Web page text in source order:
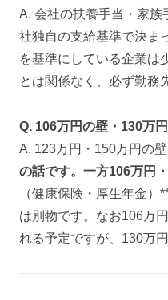
A. 会社の扶養手当・家族
社独自の支給基準で決ま
を基準にしている企業は
とは関係なく、必ず勤務
Q. 106万円の壁・130万
A. 123万円・150万円の
の話です。一方106万円
（健康保険・厚生年金
は別物です。なお106万
れる予定ですが、130万